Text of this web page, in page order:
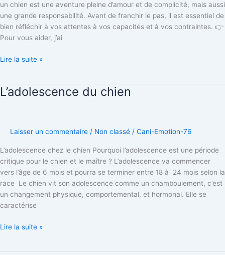
un chien est une aventure pleine d’amour et de complicité, mais aussi
une grande responsabilité. Avant de franchir le pas, il est essentiel de
bien réfléchir à vos attentes à vos capacités et à vos contraintes. 👉
Pour vous aider, j’ai
Lire la suite »
L’adolescence du chien
Laisser un commentaire / Non classé / Cani-Emotion-76
L’adolescence chez le chien Pourquoi l’adolescence est une période
critique pour le chien et le maître ? L’adolescence va commencer
vers l’âge de 6 mois et pourra se terminer entre 18 à 24 mois selon la
race Le chien vit son adolescence comme un chamboulement, c’est
un changement physique, comportemental, et hormonal. Elle se
caractérise
L’adolescence
Lire la suite »